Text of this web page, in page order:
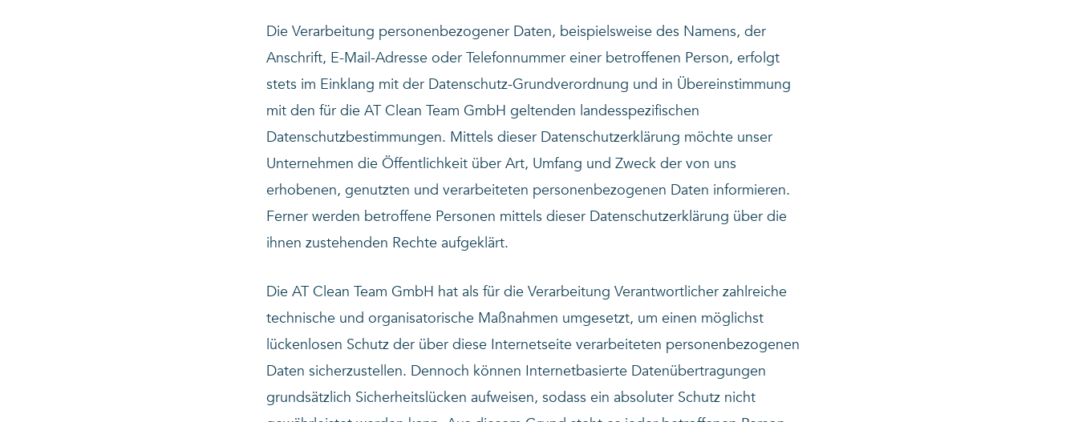
Die Verarbeitung personenbezogener Daten, beispielsweise des Namens, der
Anschrift, E-Mail-Adresse oder Telefonnummer einer betroffenen Person, erfolgt
stets im Einklang mit der Datenschutz-Grundverordnung und in Übereinstimmung
mit den für die AT Clean Team GmbH geltenden landesspezifischen
Datenschutzbestimmungen. Mittels dieser Datenschutzerklärung möchte unser
Unternehmen die Öffentlichkeit über Art, Umfang und Zweck der von uns
erhobenen, genutzten und verarbeiteten personenbezogenen Daten informieren.
Ferner werden betroffene Personen mittels dieser Datenschutzerklärung über die
ihnen zustehenden Rechte aufgeklärt.
Die AT Clean Team GmbH hat als für die Verarbeitung Verantwortlicher zahlreiche
technische und organisatorische Maßnahmen umgesetzt, um einen möglichst
lückenlosen Schutz der über diese Internetseite verarbeiteten personenbezogenen
Daten sicherzustellen. Dennoch können Internetbasierte Datenübertragungen
grundsätzlich Sicherheitslücken aufweisen, sodass ein absoluter Schutz nicht